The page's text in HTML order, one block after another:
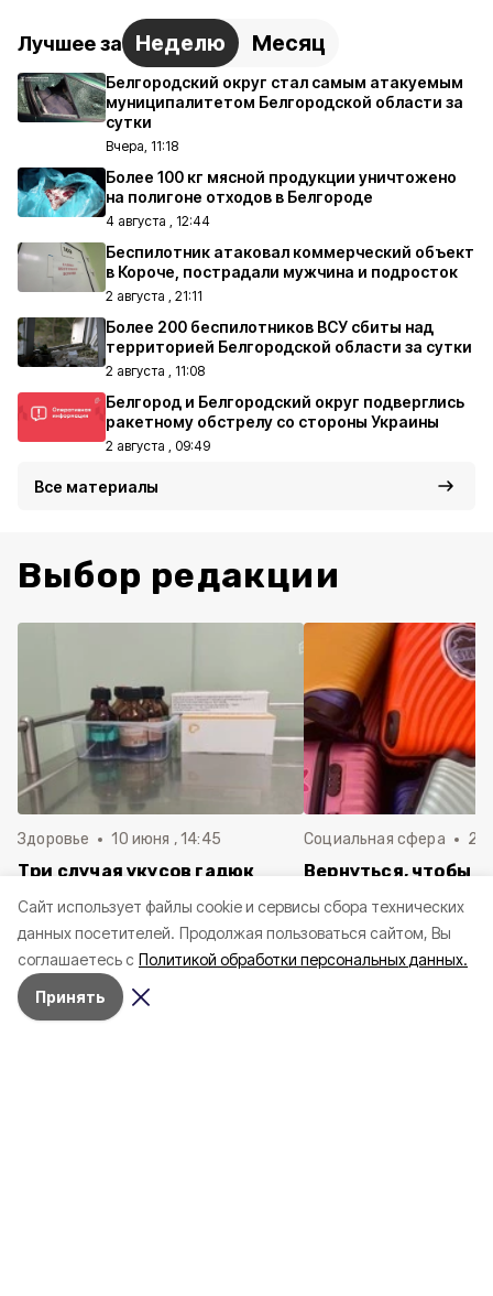
Cайт использует файлы cookie и сервисы сбора технических
данных посетителей. Продолжая пользоваться сайтом, Вы
соглашаетесь с Политикой обработки персональных данных.
Принять
Лучшее за Неделю Месяц
Белгородский округ стал самым атакуемым
муниципалитетом Белгородской области за
сутки
Вчера, 11:18
Более 100 кг мясной продукции уничтожено
на полигоне отходов в Белгороде
4 августа , 12:44
Беспилотник атаковал коммерческий объект
в Короче, пострадали мужчина и подросток
2 августа , 21:11
Более 200 беспилотников ВСУ сбиты над
территорией Белгородской области за сутки
2 августа , 11:08
Белгород и Белгородский округ подверглись
ракетному обстрелу со стороны Украины
2 августа , 09:49
Все материалы
Выбор редакции
Здоровье 10 июня , 14:45
Три случая укусов гадюк
Белгородской области с
начала года
Социальная сфера 20
Вернуться, чтобы
в Белгородскую
пять лет